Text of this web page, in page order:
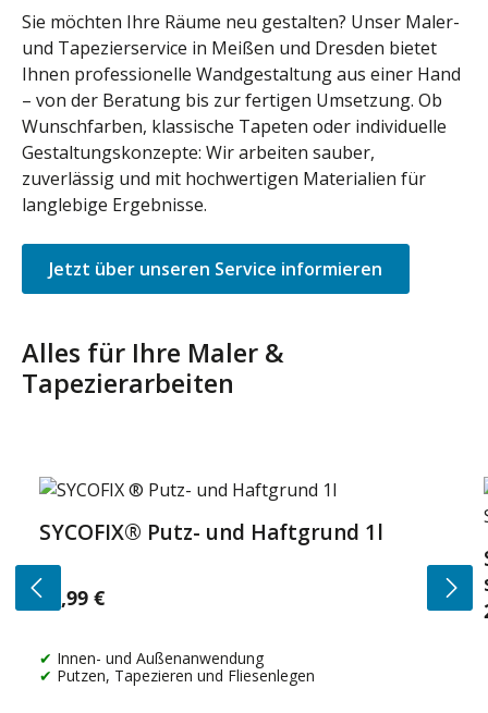
Sie möchten Ihre Räume neu gestalten? Unser Maler-
und Tapezierservice in Meißen und Dresden bietet
Ihnen professionelle Wandgestaltung aus einer Hand
– von der Beratung bis zur fertigen Umsetzung. Ob
Wunschfarben, klassische Tapeten oder individuelle
Gestaltungskonzepte: Wir arbeiten sauber,
zuverlässig und mit hochwertigen Materialien für
langlebige Ergebnisse.
Jetzt über unseren Service informieren
Alles für Ihre Maler &
Tapezierarbeiten
Produktgalerie überspringen
SYCOFIX® Putz- und Haftgrund 1l
Regulärer Preis:
14,99 €
Innen- und Außenanwendung
Putzen, Tapezieren und Fliesenlegen